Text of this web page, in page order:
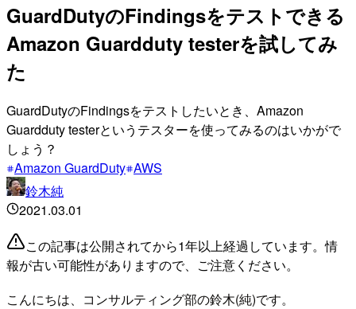
GuardDutyのFindingsをテストできる
Amazon Guardduty testerを試してみ
た
GuardDutyのFindingsをテストしたいとき、Amazon
Guardduty testerというテスターを使ってみるのはいかがで
しょう？
Amazon GuardDuty AWS
鈴木純
2021.03.01
この記事は公開されてから1年以上経過しています。情
報が古い可能性がありますので、ご注意ください。
こんにちは、コンサルティング部の鈴木(純)です。